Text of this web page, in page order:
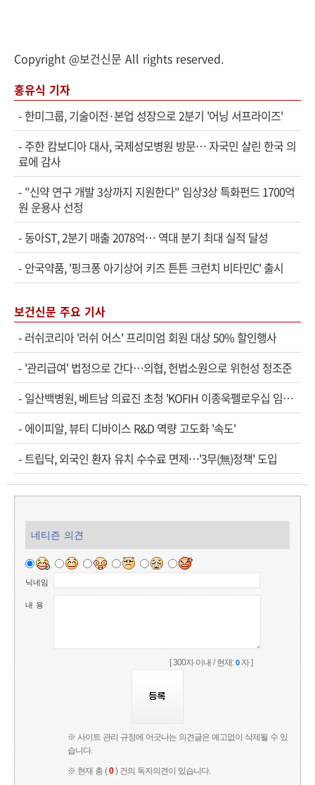
Copyright @보건신문 All rights reserved.
홍유식 기자
- 한미그룹, 기술이전·본업 성장으로 2분기 '어닝 서프라이즈'
-주한 캄보디아 대사, 국제성모병원 방문… 자국민 살린 한국 의
료에 감사
- "신약 연구 개발 3상까지 지원한다" 임상3상 특화펀드 1700억
원 운용사 선정
-동아ST, 2분기 매출 2078억… 역대 분기 최대 실적 달성
- 안국약품, '핑크퐁 아기상어 키즈 튼튼 크런치 비타민C' 출시
보건신문 주요 기사
- 러쉬코리아 '러쉬 어스' 프리미엄 회원 대상 50% 할인행사
- '관리급여' 법정으로 간다…의협, 헌법소원으로 위헌성 정조준
- 일산백병원, 베트남 의료진 초청 'KOFIH 이종욱펠로우십 임상연수' 시작
- 에이피알, 뷰티 디바이스 R&D 역량 고도화 '속도'
-트립닥, 외국인 환자 유치 수수료 면제…'3무(無)정책' 도입
네티즌 의견
닉네임
내 용
[ 300자 이내 / 현재:0자 ]
※ 사이트 관리 규정에 어긋나는 의견글은 예고없이 삭제될 수 있
습니다.
※ 현재 총 (0) 건의 독자의견이 있습니다.